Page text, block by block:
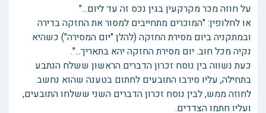
על חוזה מכר מקרקעין בגין נכס זה עד ליום..."
או לחלופין: "המוכרים מתחייבים למסור את החזקה בדירה
ובמתקניה ביום מסירת החזקה (להלן "יום המסירה") כשהיא
נקיה מכל חוב. יום מסירת החזקה יהא בתאריך...".
כעת נשווה בין נוסח זכרון הדברים הראשון ששלח הנתבע
בתחילה, עליו סירבו התובעים לחתום בטענה שהוא נחשב
לחוזה ממש, לבין נוסח זכרון הדברים השני ששלחו התובעים,
ועליו חתמו הצדדים.